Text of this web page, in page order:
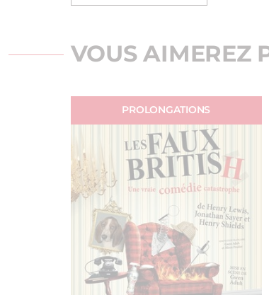
VOUS AIMEREZ
PROLONGATIONS